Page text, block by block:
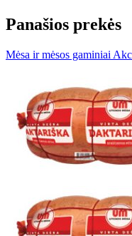
Panašios prekės
Mėsa ir mėsos gaminiai